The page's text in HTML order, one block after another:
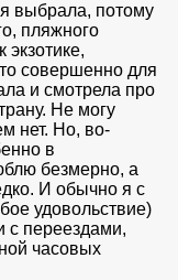
выбрала, потому
пляжного
экзотике,
совершенно для
и смотрела про
Не могу
нет. Но, во-
в
безмерно, а
И обычно я с
удовольствие)
с переездами,
часовых